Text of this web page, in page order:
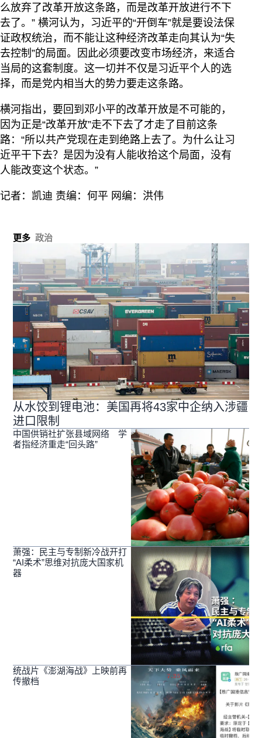
么放弃了改革开放这条路，而是改革开放进行不下
去了。” 横河认为，习近平的“开倒车”就是要设法保
证政权统治，而不能让这种经济改革走向其认为“失
去控制”的局面。因此必须要改变市场经济，来适合
当局的这套制度。这一切并不仅是习近平个人的选
择，而是党内相当大的势力要走这条路。
横河指出，要回到邓小平的改革开放是不可能的，
因为正是“改革开放”走不下去了才走了目前这条
路：“所以共产党现在走到绝路上去了。为什么让习
近平干下去？是因为没有人能收拾这个局面，没有
人能改变这个状态。”
记者：凯迪 责编：何平 网编：洪伟
更多 政治
从水饺到锂电池：美国再将43家中企纳入涉疆
进口限制
中国供销社扩张县域网络 学
者指经济重走“回头路”
萧强：民主与专制新冷战开打
“AI柔术”思维对抗庞大国家机
器
统战片《澎湖海战》上映前再
传撤档